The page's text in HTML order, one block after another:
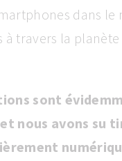
dans
travers la
sont
nous avons su